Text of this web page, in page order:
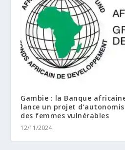
Gambie : la Banque
lance un projet
des femmes vulnérables
12/11/2024